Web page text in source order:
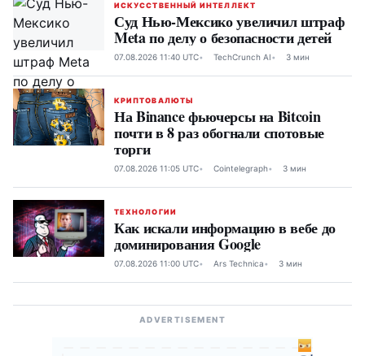
ИСКУССТВЕННЫЙ ИНТЕЛЛЕКТ
Суд Нью-Мексико увеличил штраф
Meta по делу о безопасности детей
07.08.2026 11:40 UTC TechCrunch AI 3 мин
КРИПТОВАЛЮТЫ
На Binance фьючерсы на Bitcoin
почти в 8 раз обогнали спотовые
торги
07.08.2026 11:05 UTC Cointelegraph 3 мин
ТЕХНОЛОГИИ
Как искали информацию в вебе до
доминирования Google
07.08.2026 11:00 UTC Ars Technica 3 мин
ADVERTISEMENT